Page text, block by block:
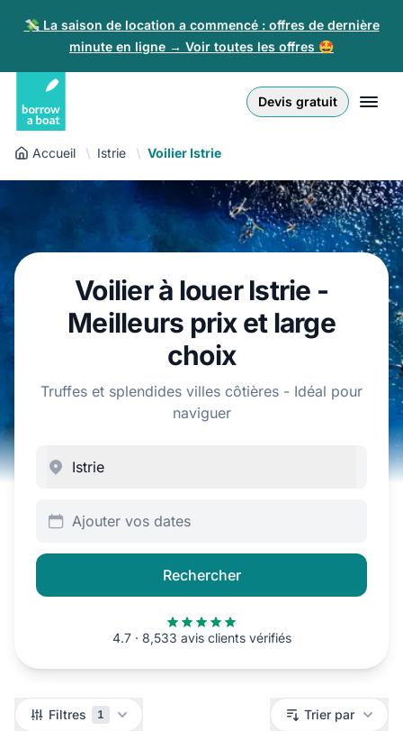
💸 La saison de location a commencé : offres de dernière
minute en ligne → Voir toutes les offres 🤩
Devis gratuit
Connexion
Inscription
Pour les partenaires
€ EUR
Złoty
Nederlands
Español
Français
Polski
Accueil Istrie Voilier Istrie
Voilier à louer Istrie -
Meilleurs prix et large
choix
Truffes et splendides villes côtières - Idéal pour
naviguer
Ajouter vos dates
Rechercher
4.7 · 8,533 avis clients vérifiés
Filtres Filtres 1 Trier par